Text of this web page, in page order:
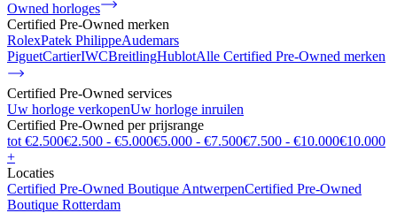
Owned horloges
Certified Pre-Owned merken
RolexPatek PhilippeAudemars
PiguetCartierIWCBreitlingHublotAlle Certified Pre-Owned merken
Certified Pre-Owned services
Uw horloge verkopenUw horloge inruilen
Certified Pre-Owned per prijsrange
tot €2.500€2.500 - €5.000€5.000 - €7.500€7.500 - €10.000€10.000
+
Locaties
Certified Pre-Owned Boutique AntwerpenCertified Pre-Owned
Boutique Rotterdam